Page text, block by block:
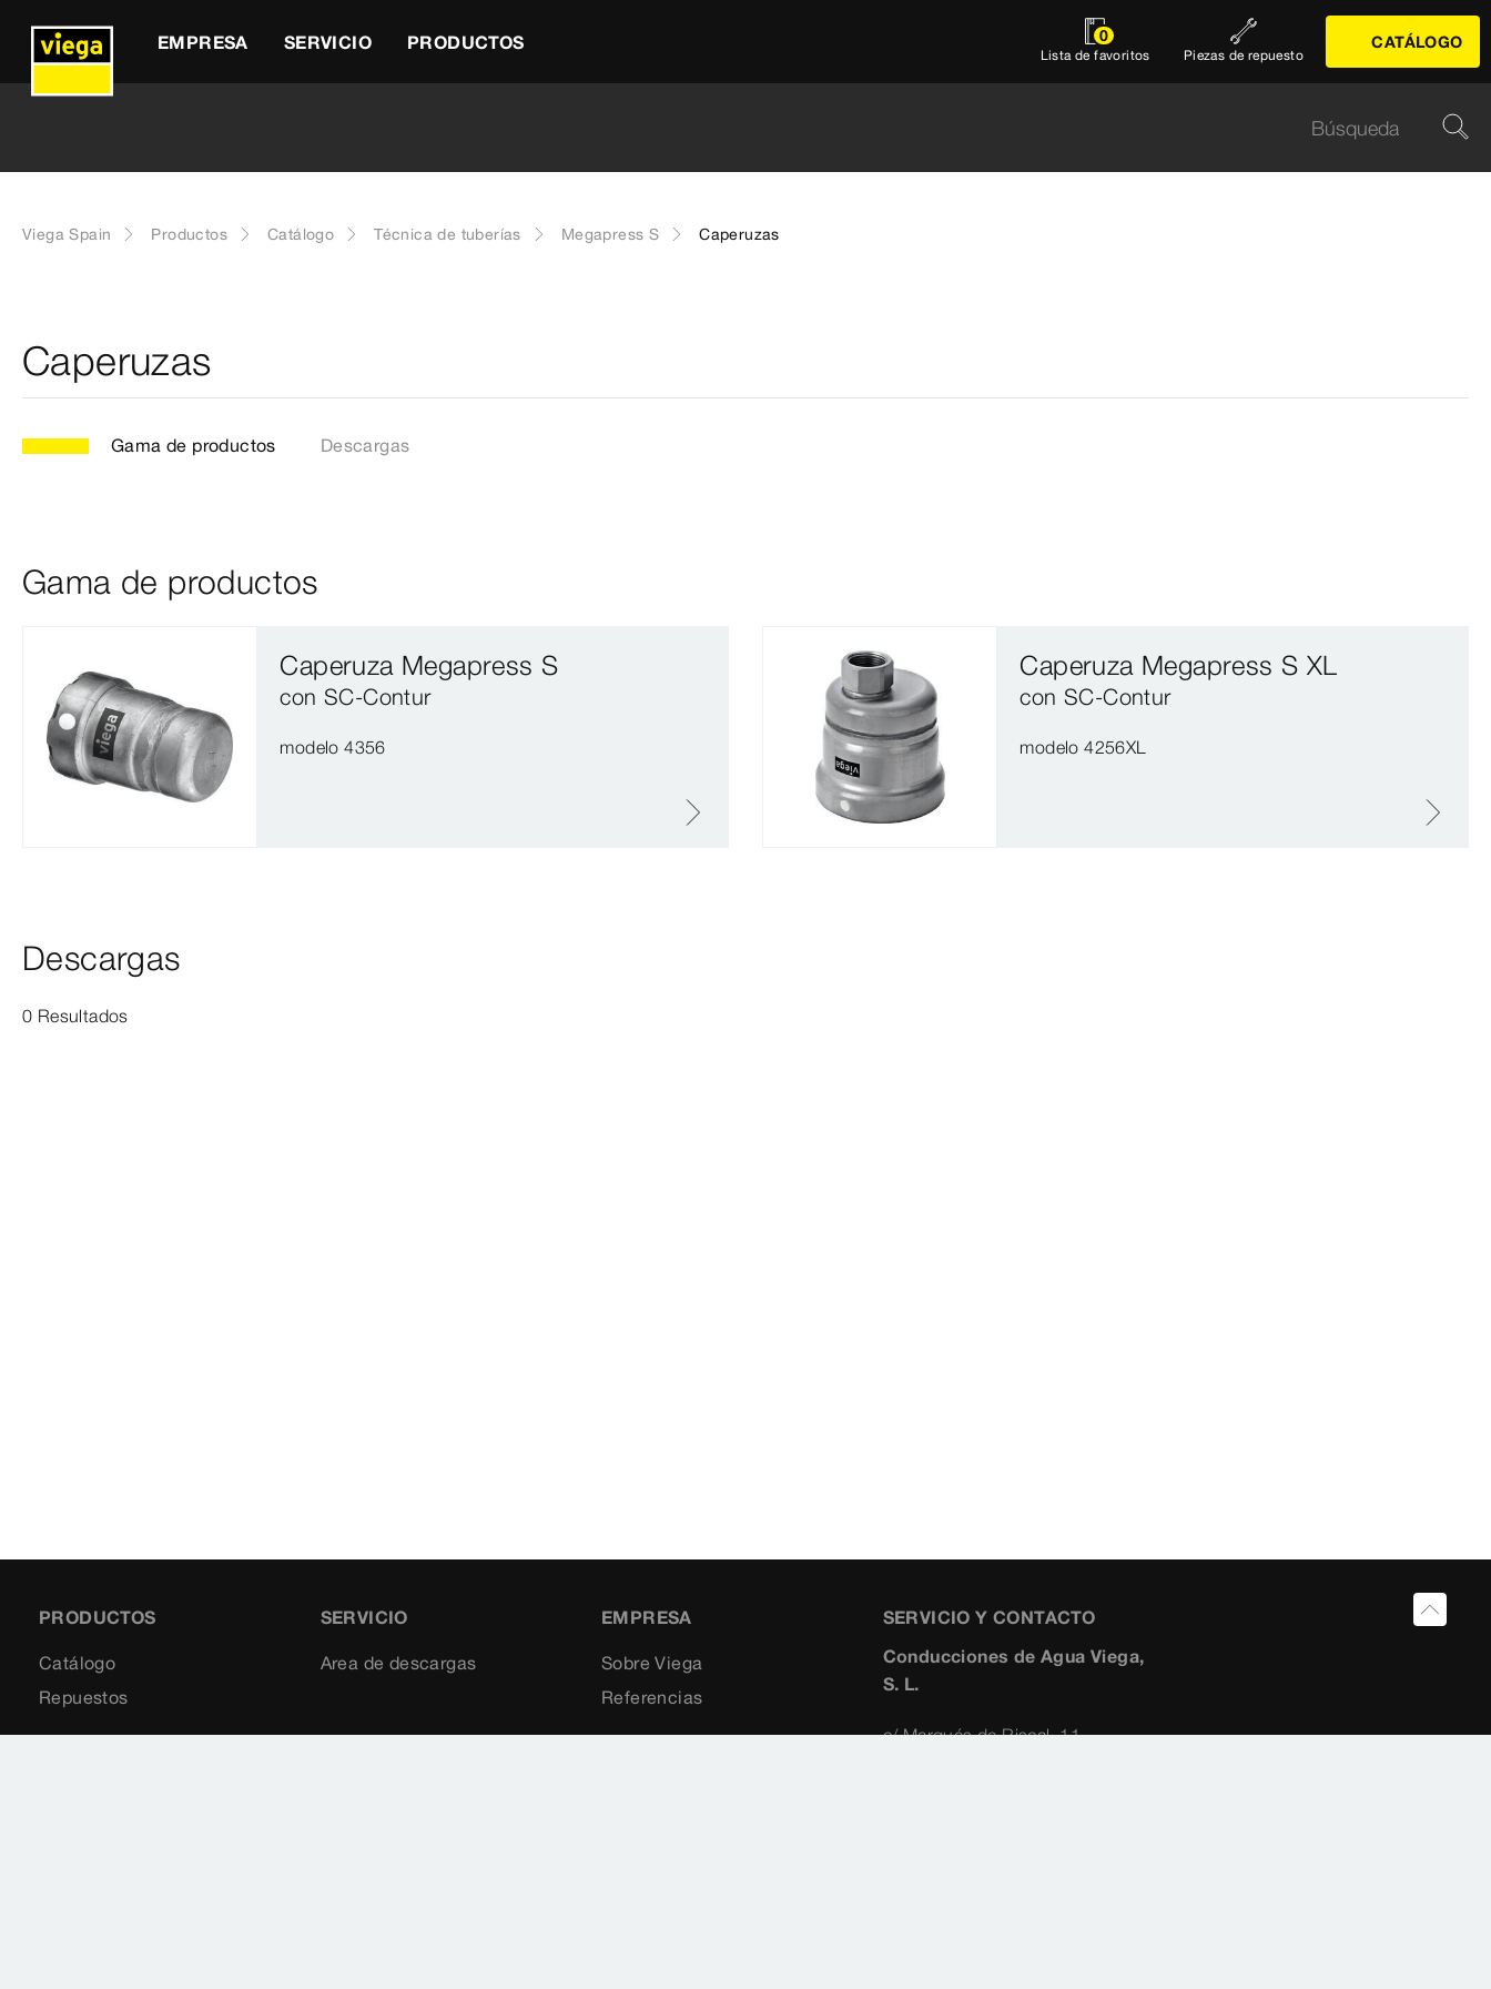
EMPRESA SERVICIO PRODUCTOS 0
Lista de favoritos Piezas de repuesto
CATÁLOGO
Viega Spain Productos Catálogo Técnica de tuberías Megapress S Caperuzas
Caperuzas
Gama de productos Descargas
Gama de productos
Caperuza Megapress S
con SC‑Contur
modelo 4356
Caperuza Megapress S XL
con SC‑Contur
modelo 4256XL
Descargas
0 Resultados
PRODUCTOS
Catálogo
Repuestos
SERVICIO
Area de descargas
EMPRESA
Sobre Viega
Referencias
SERVICIO Y CONTACTO
Conducciones de Agua Viega,
S. L.
c/ Marqués de Riscal, 11-